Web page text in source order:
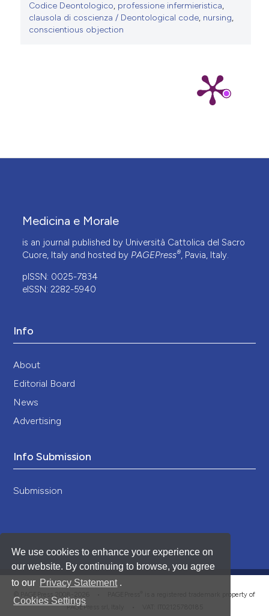
We use cookies to enhance your experience on
our website. By continuing to browse, you agree
to our Privacy Statement .
Cookies Settings
Codice Deontologico, professione infermieristica,
clausola di coscienza / Deontological code, nursing,
conscientious objection
Medicina e Morale
is an journal published by Università Cattolica del Sacro
Cuore, Italy and hosted by PAGEPress®, Pavia, Italy.
pISSN: 0025-7834
eISSN: 2282-5940
Info
About
Editorial Board
News
Advertising
Info Submission
Submission
is a registered trademark property of
PAGEPress srl, Italy • VAT: IT02125780185